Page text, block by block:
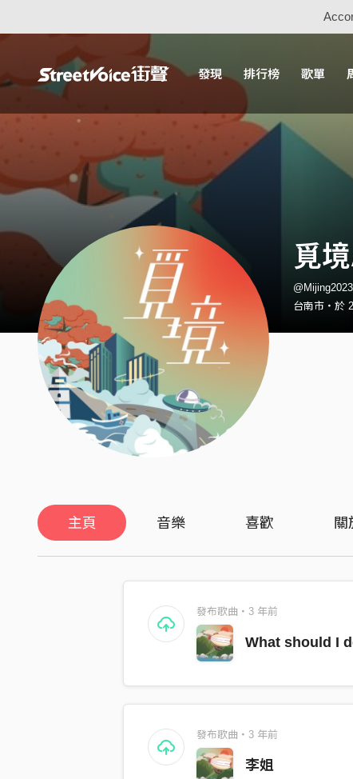
發現 排行榜 歌單
覓
台南市・於
主頁 音樂 喜歡 關
發布歌曲・3 年前
What should I
發布歌曲・3 年前
李姐